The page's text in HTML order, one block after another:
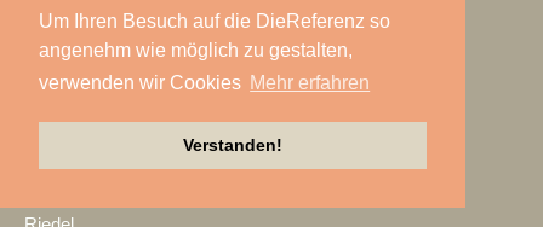
Um Ihren Besuch auf die DieReferenz so
angenehm wie möglich zu gestalten,
verwenden wir Cookies Mehr erfahren
Verstanden!
Rain Age
Rauschenberger Catering
RENT EVENT TEC
rent4event
Reprofil